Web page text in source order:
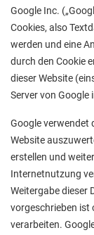
Google Inc.
Cookies, also
werden und eine
durch den Cookie
dieser Website
Server von Google
Google verwendet
Website
erstellen und
Internetnutzung
Weitergabe dieser
vorgeschrieben ist
verarbeiten.